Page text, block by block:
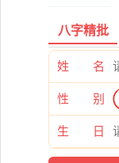
八字精批
姓 名
性 别
生 日